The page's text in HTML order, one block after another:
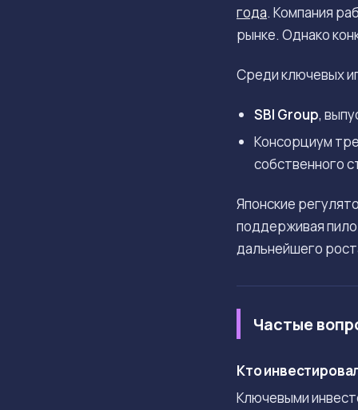
года. Компания
рынке. Однако
Среди ключевых
SBI Group,
Консорциум
собственного
Японские
поддерживая
дальнейшего
Частые
Кто
Ключевыми